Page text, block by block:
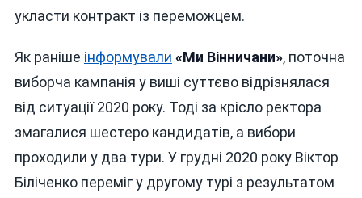
укласти контракт із переможцем.
Як раніше інформували «Ми Вінничани», поточна
виборча кампанія у виші суттєво відрізнялася
від ситуації 2020 року. Тоді за крісло ректора
змагалися шестеро кандидатів, а вибори
проходили у два тури. У грудні 2020 року Віктор
Біліченко переміг у другому турі з результатом